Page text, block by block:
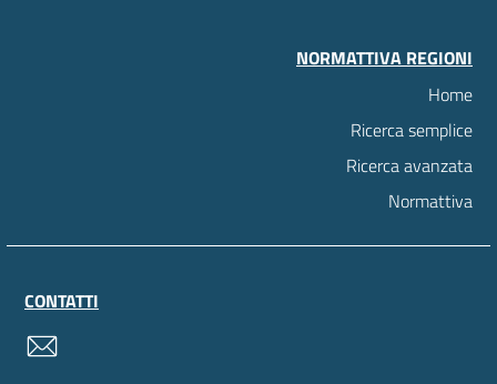
NORMATTIVA REGIONI
Home
Ricerca semplice
Ricerca avanzata
Normattiva
CONTATTI